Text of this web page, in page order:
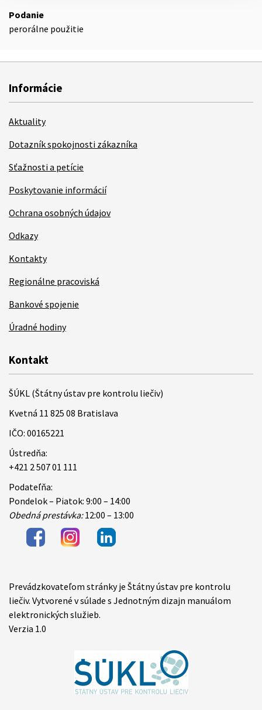
Podanie
perorálne použitie
Informácie
Aktuality
Dotazník spokojnosti zákazníka
Sťažnosti a petície
Poskytovanie informácií
Ochrana osobných údajov
Odkazy
Kontakty
Regionálne pracoviská
Bankové spojenie
Úradné hodiny
Kontakt
ŠÚKL (Štátny ústav pre kontrolu liečiv)
Kvetná 11 825 08 Bratislava
IČO: 00165221
Ústredňa:
+421 2 507 01 111
Podateľňa:
Pondelok – Piatok: 9:00 – 14:00
Obedná prestávka:12:00 – 13:00
Items
Prevádzkovateľom stránky je Štátny ústav pre kontrolu
liečiv. Vytvorené v súlade s Jednotným dizajn manuálom
elektronických služieb.
Verzia 1.0